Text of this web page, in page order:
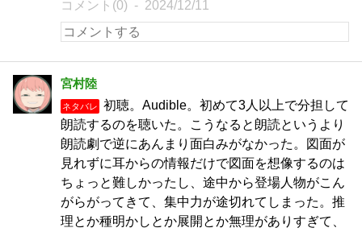
コメント(0) 2024/12/11
宮村陸
ネタバレ
初聴。Audible。初めて3人以上で分担して
朗読するのを聴いた。こうなると朗読というより
朗読劇で逆にあんまり面白みがなかった。図面が
見れずに耳からの情報だけで図面を想像するのは
ちょっと難しかったし、途中から登場人物がこん
がらがってきて、集中力が途切れてしまった。推
理とか種明かしとか展開とか無理がありすぎて、